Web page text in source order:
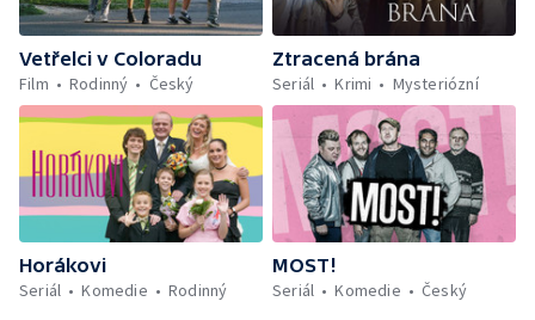
Vetřelci v Coloradu
Film
Rodinný Český
Ztracená brána
Seriál
Krimi Mysteriózní
Horákovi
Seriál
Komedie Rodinný
MOST!
Seriál
Komedie Český